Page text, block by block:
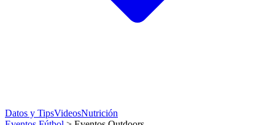
Datos y TipsVideosNutrición